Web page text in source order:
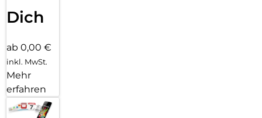
Dich
ab 0,00 €
inkl. MwSt.
Mehr
erfahren